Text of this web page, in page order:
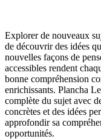
Explorer de nouveaux
de découvrir des idées
nouvelles façons de
accessibles rendent
bonne compréhension
enrichissants. Plancha
complète du sujet avec
concrètes et des idées
approfondir sa
opportunités.